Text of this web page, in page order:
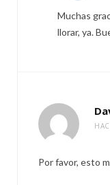
Muchas
llorar, ya.
Por favor, esto